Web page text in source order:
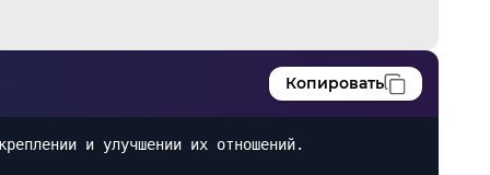
Копировать
и улучшении их отношений.